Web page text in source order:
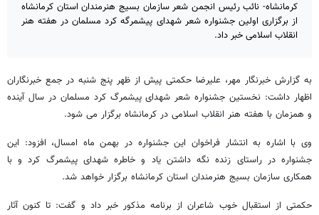
کرمانشاه- نائب رئیس انجمن شعر سازمان بسیج هنرمندان استان کرمانشاه
از برگزاری اولین جشنواره شعر شهدای پیشمرگه کرد مسلمان در هفته هنر
انقلاب اسلامی خبر داد.
به گزارش خبرنگار مهر، علیرضا حکمتی پیش از ظهر پنج شنبه در جمع خبرنگاران
اظهار داشت: نخستین جشنواره شعر شهدای پیشمرگ کرد مسلمان در سال آینده
و همزمان با هفته هنر انقلاب اسلامی در کرمانشاه برگزار می شود.
وی با اشاره به انتشار فراخوان این جشنواره در بهمن ماه امسال، افزود: این
جشنواره در راستای زنده نگه داشتن یاد و خاطره شهدای پیشمرگ کرد و با
همکاری سازمان بسیج هنرمندان استان کرمانشاه برگزار خواهد شد.
حکمتی از استقبال خوب شاعران از برنامه مذکور خبر داد و گفت: تا کنون آثار